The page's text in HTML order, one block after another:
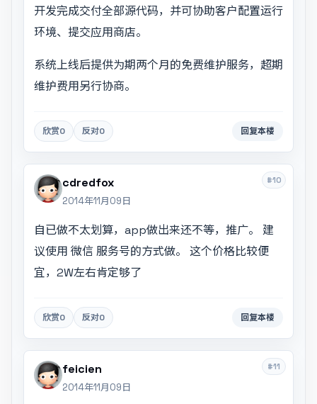
开发完成交付全部源代码，并可协助客户配置运行
环境、提交应用商店。
系统上线后提供为期两个月的免费维护服务，超期
维护费用另行协商。
欣赏0 反对0 回复本楼
#10
cdredfox
2014年11月09日
自已做不太划算，app做出来还不等，推广。 建
议使用 微信 服务号的方式做。 这个价格比较便
宜，2W左右肯定够了
欣赏0 反对0 回复本楼
#11
feicien
2014年11月09日